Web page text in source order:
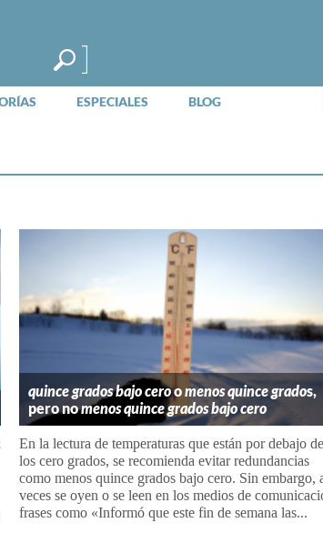
ESPECIALES BLOG
quince grados bajo ceroomenos quince grados,
pero nomenos quince grados bajo cero
En la lectura de temperaturas que están por debajo de
los cero grados, se recomienda evitar redundancias
como menos quince grados bajo cero. Sin embargo,
veces se oyen o se leen en los medios de
frases como «Informó que este fin de semana las...